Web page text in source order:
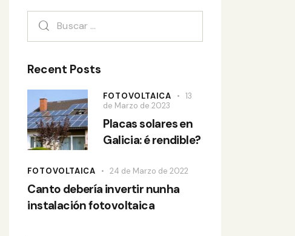
Recent Posts
FOTOVOLTAICA
13
de Marzo de 2023
Placas solares en
Galicia: é rendible?
FOTOVOLTAICA 24 de Marzo de 2022
Canto debería invertir nunha
instalación fotovoltaica